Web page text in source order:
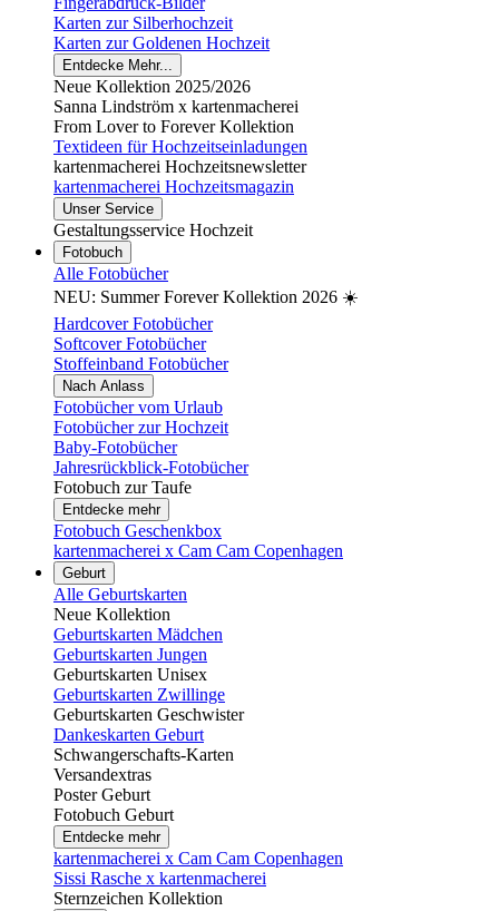
Karten zur Silberhochzeit
Karten zur Goldenen Hochzeit
Entdecke Mehr...
Neue Kollektion 2025/2026
Sanna Lindström x kartenmacherei
From Lover to Forever Kollektion
Textideen für Hochzeitseinladungen
kartenmacherei Hochzeitsnewsletter
kartenmacherei Hochzeitsmagazin
Unser Service
Gestaltungsservice Hochzeit
Fotobuch
Alle Fotobücher
NEU: Summer Forever Kollektion 2026 ☀️
Hardcover Fotobücher
Softcover Fotobücher
Stoffeinband Fotobücher
Nach Anlass
Fotobücher vom Urlaub
Fotobücher zur Hochzeit
Baby-Fotobücher
Jahresrückblick-Fotobücher
Fotobuch zur Taufe
Entdecke mehr
Fotobuch Geschenkbox
kartenmacherei x Cam Cam Copenhagen
Geburt
Alle Geburtskarten
Neue Kollektion
Geburtskarten Mädchen
Geburtskarten Jungen
Geburtskarten Unisex
Geburtskarten Zwillinge
Geburtskarten Geschwister
Dankeskarten Geburt
Schwangerschafts-Karten
Versandextras
Poster Geburt
Fotobuch Geburt
Entdecke mehr
kartenmacherei x Cam Cam Copenhagen
Sissi Rasche x kartenmacherei
Sternzeichen Kollektion